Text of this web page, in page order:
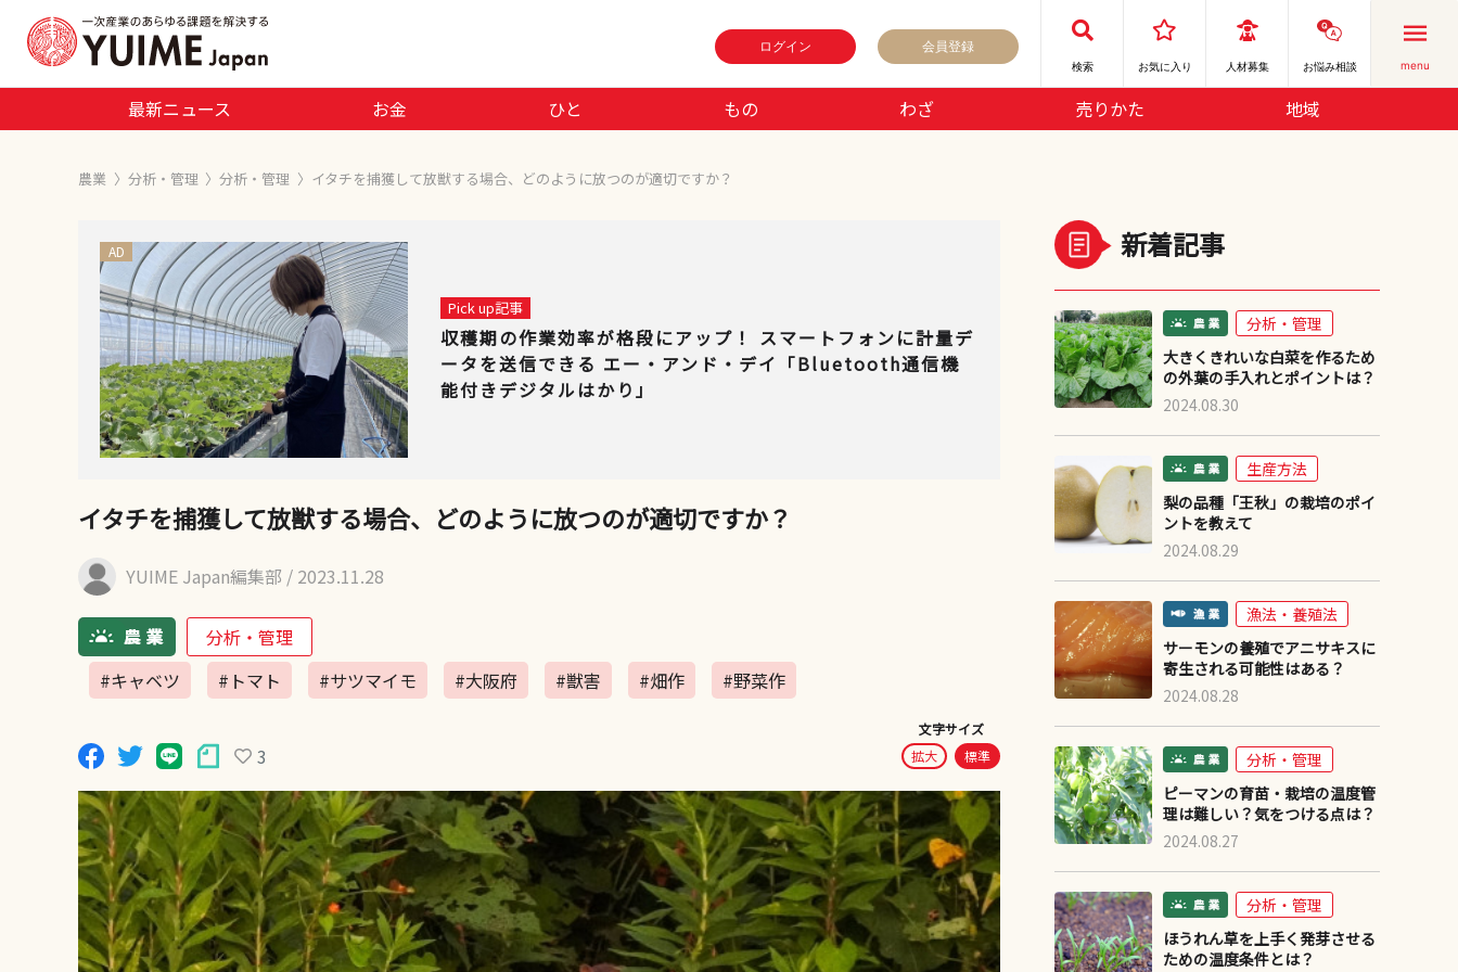
ログイン 会員登録
検索 お気に⼊り 人材募集 お悩み相談 menu
最新ニュース お金 ひと もの わざ 売りかた 地域
農業 〉 分析・管理 〉 分析・管理 〉 イタチを捕獲して放獣する場合、どのように放つのが適切ですか？
AD
Pick up記事
収穫期の作業効率が格段にアップ！ スマートフォンに計量デ
ータを送信できる エー・アンド・デイ「Bluetooth通信機
能付きデジタルはかり」
イタチを捕獲して放獣する場合、どのように放つのが適切ですか？
YUIME Japan編集部 / 2023.11.28
分析・管理
#キャベツ
#トマト #サツマイモ #大阪府 #獣害 #畑作 #野菜作
3
文字サイズ
拡大
標準
新着記事
分析・管理
大きくきれいな白菜を作るため
の外葉の手入れとポイントは？
2024.08.30
生産方法
梨の品種「王秋」の栽培のポイ
ントを教えて
2024.08.29
漁法・養殖法
サーモンの養殖でアニサキスに
寄生される可能性はある？
2024.08.28
分析・管理
ピーマンの育苗・栽培の温度管
理は難しい？気をつける点は？
2024.08.27
分析・管理
ほうれん草を上手く発芽させる
ための温度条件とは？